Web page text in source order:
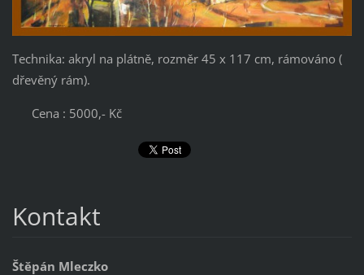
Technika: akryl na plátně, rozměr 45 x 117 cm, rámováno (
dřevěný rám).
Cena : 5000,- Kč
Kontakt
Štěpán Mleczko